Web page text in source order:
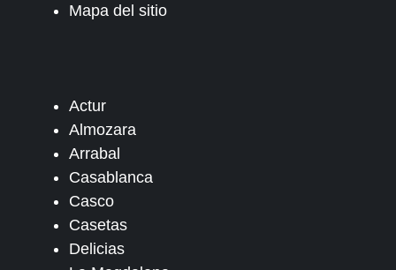
Mapa del sitio
Actur
Almozara
Arrabal
Casablanca
Casco
Casetas
Delicias